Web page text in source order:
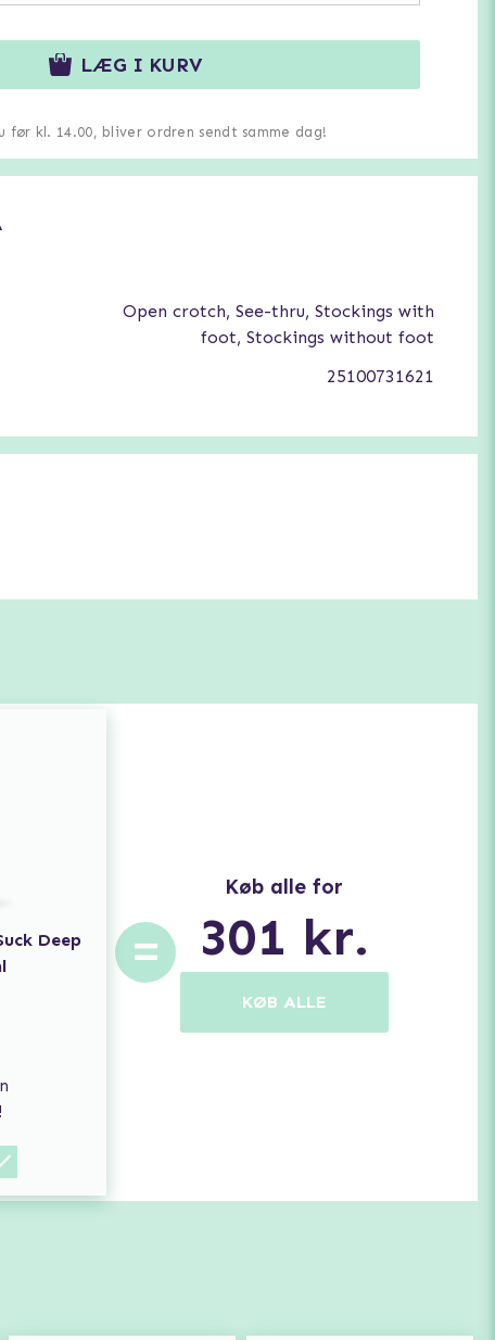
LÆG I KURV
før kl. 14.00, bliver ordren sendt samme dag!
Open crotch, See-thru, Stockings with
foot, Stockings without foot
25100731621
Deep
=
Køb alle for
301 kr.
KØB ALLE